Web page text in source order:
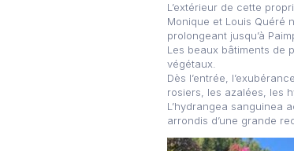
L’extérieur de cette
Monique et Louis Quéré
prolongeant jusqu’à
Les beaux bâtiments de
végétaux.
Dès l’entrée,
rosiers, les azalées, les
L’hydrangea sanguinea
arrondis d’une grande